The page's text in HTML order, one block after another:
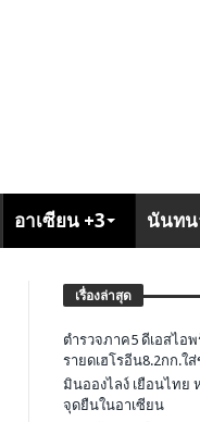
อาเซียน +3 นันทน
เรื่องล่าสุด
ตำรวจภาค5 ดีเอสไอ
รายดเฮโรอีน8.2กก.ใ
มินอองไลง์ เยือนไทย
จุดยืนในอาเซียน